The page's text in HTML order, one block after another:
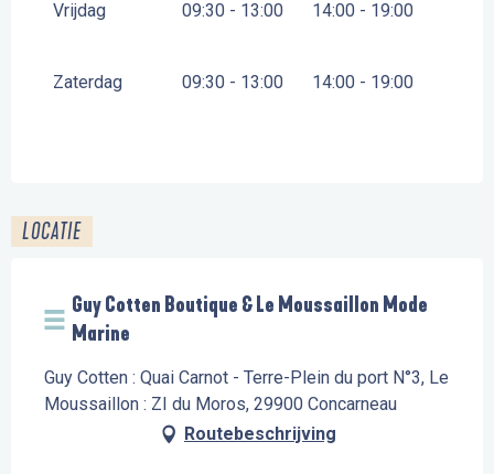
Vrijdag 09:30 - 13:00 14:00 - 19:00
Zaterdag 09:30 - 13:00 14:00 - 19:00
LOCATIE
Guy Cotten Boutique & Le Moussaillon Mode
Marine
Guy Cotten : Quai Carnot - Terre-Plein du port N°3, Le
Moussaillon : ZI du Moros, 29900 Concarneau
Routebeschrijving